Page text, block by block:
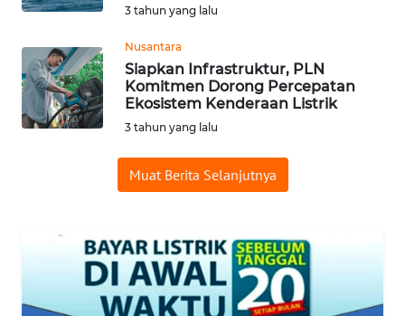
3 tahun yang lalu
Nusantara
Siapkan Infrastruktur, PLN
Komitmen Dorong Percepatan
Ekosistem Kenderaan Listrik
3 tahun yang lalu
Muat Berita Selanjutnya
BOROBUDUR
WN
MADURA
WN
WN